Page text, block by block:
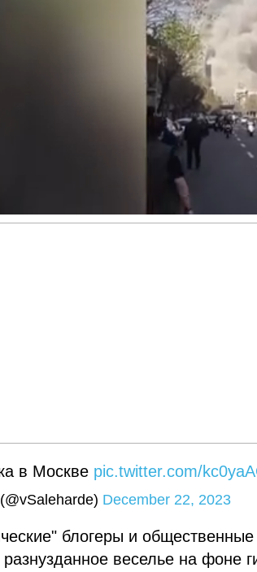
в Москве pic.twitter.com/
December 22, 2023
блогеры и
веселье на фоне